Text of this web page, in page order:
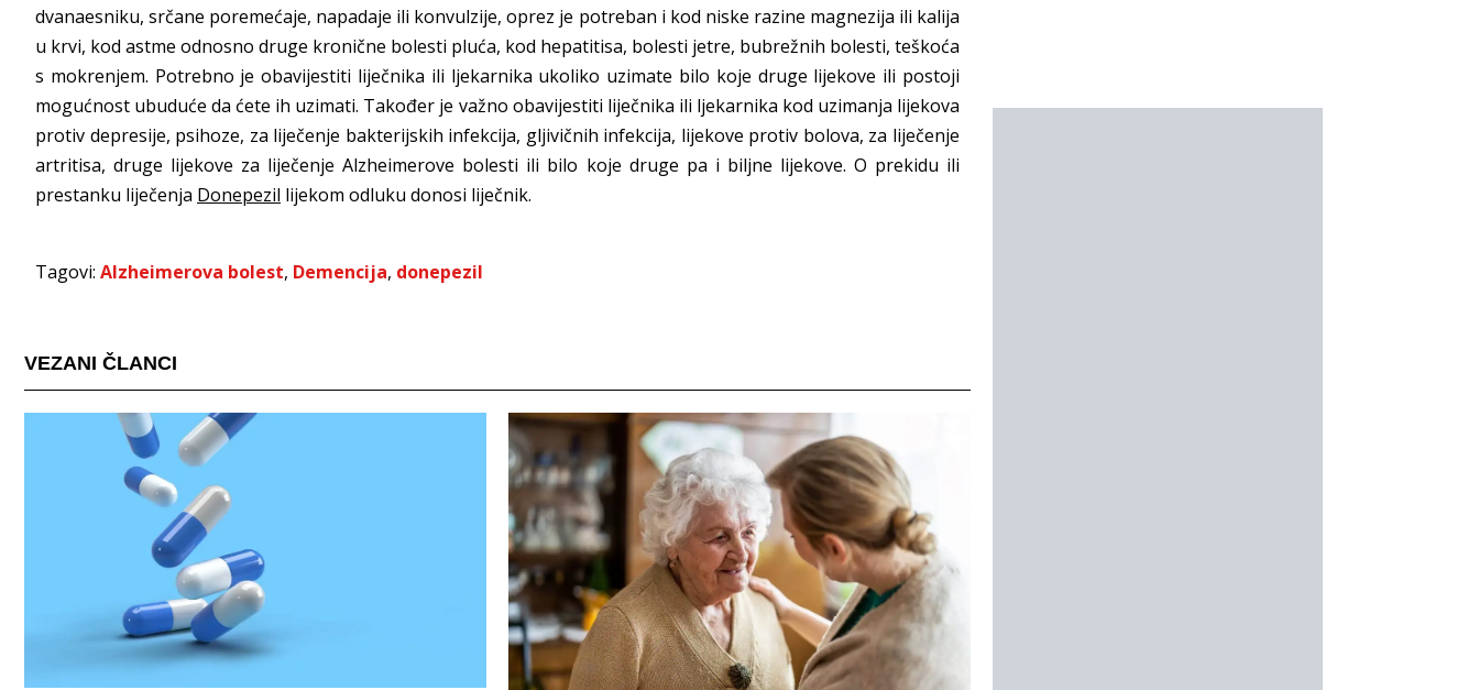
dvanaesniku, srčane poremećaje, napadaje ili konvulzije, oprez je potreban i kod niske razine magnezija ili kalija
u krvi, kod astme odnosno druge kronične bolesti pluća, kod hepatitisa, bolesti jetre, bubrežnih bolesti, teškoća
s mokrenjem. Potrebno je obavijestiti liječnika ili ljekarnika ukoliko uzimate bilo koje druge lijekove ili postoji
mogućnost ubuduće da ćete ih uzimati. Također je važno obavijestiti liječnika ili ljekarnika kod uzimanja lijekova
protiv depresije, psihoze, za liječenje bakterijskih infekcija, gljivičnih infekcija, lijekove protiv bolova, za liječenje
artritisa, druge lijekove za liječenje Alzheimerove bolesti ili bilo koje druge pa i biljne lijekove. O prekidu ili
prestanku liječenja Donepezil lijekom odluku donosi liječnik.
Tagovi: Alzheimerova bolest, Demencija, donepezil
VEZANI ČLANCI